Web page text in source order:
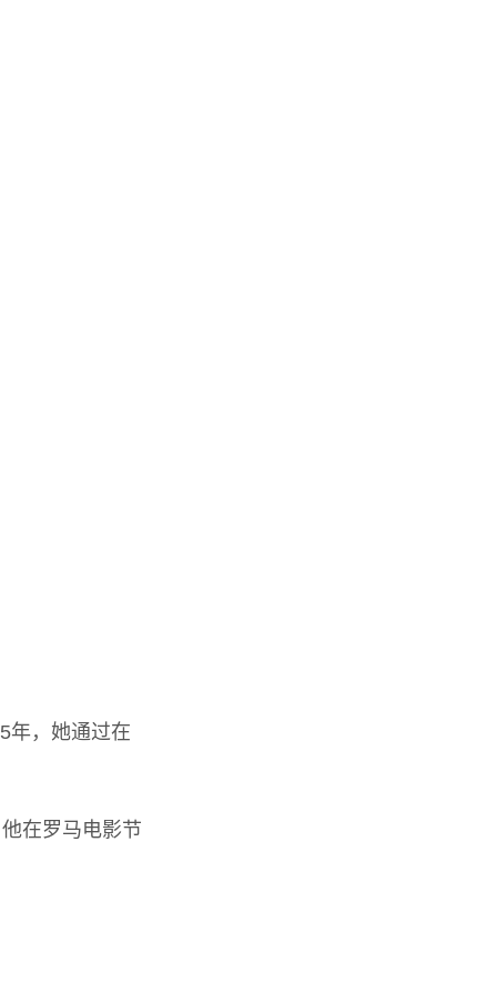
年，她通过在
在罗马电影节